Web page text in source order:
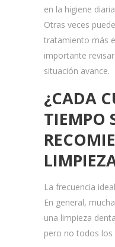
en la higiene
Otras veces
tratamiento más
importante
situación avance.
¿CADA
TIEMPO
La frecuencia
En general,
una limpieza
pero no todos los